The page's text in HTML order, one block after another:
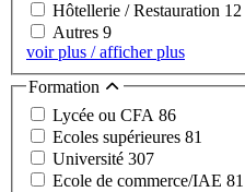
Hôtellerie / Restauration 12
Autres 9
voir plus / afficher plus
Formation
Lycée ou CFA 86
Ecoles supérieures 81
Université 307
Ecole de commerce/IAE 81